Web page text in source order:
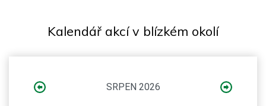
Kalendář akcí v blízkém okolí
SRPEN 2026